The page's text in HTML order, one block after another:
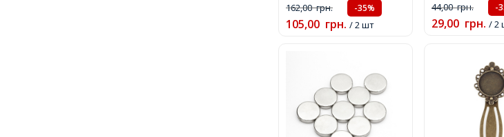
162,00грн. -35%
105,00 грн. / 2 шт
44,00грн. -
29,00 грн. / 2